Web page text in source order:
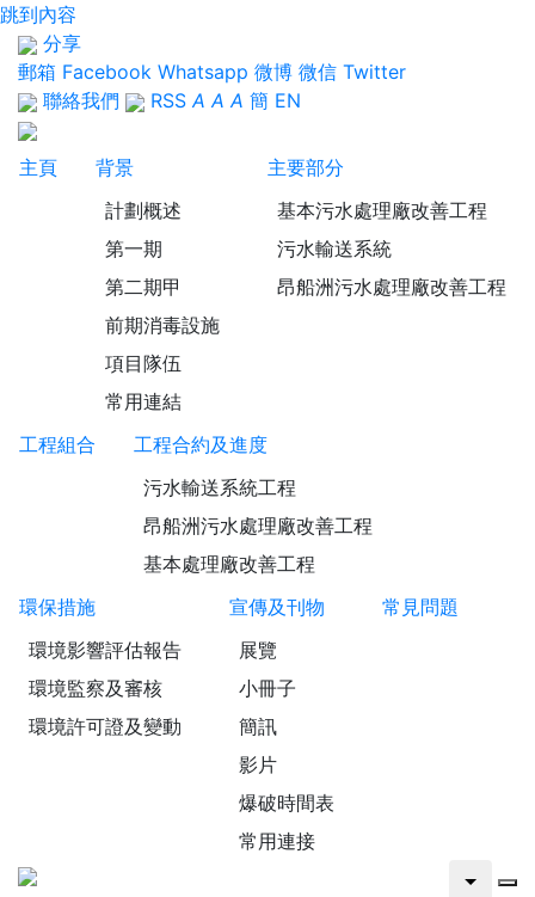
跳到內容
分享
郵箱 Facebook Whatsapp 微博 微信 Twitter
聯絡我們
RSS A A A 簡 EN
主頁
背景
計劃概述
第一期
第二期甲
前期消毒設施
項目隊伍
常用連結
主要部分
基本污水處理廠改善工程
污水輸送系統
昂船洲污水處理廠改善工程
工程組合
工程合約及進度
污水輸送系統工程
昂船洲污水處理廠改善工程
基本處理廠改善工程
環保措施
環境影響評估報告
環境監察及審核
環境許可證及變動
宣傳及刊物
展覽
小冊子
簡訊
影片
爆破時間表
常用連接
常見問題